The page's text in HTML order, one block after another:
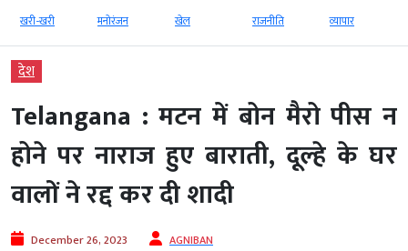
खरी-खरी मनोरंजन खेल राजनीति व्‍यापार
देश
Telangana : मटन में बोन मैरो पीस न
होने पर नाराज हुए बाराती, दूल्हे के घर
वालों ने रद्द कर दी शादी
December 26, 2023 AGNIBAN